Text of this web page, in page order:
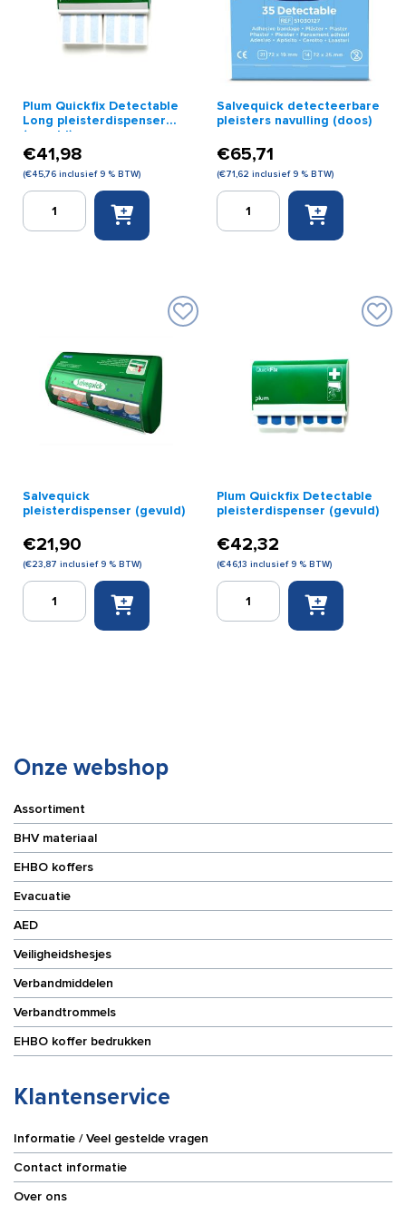
Plum Quickfix Detectable
Long pleisterdispenser
(gevuld)
€41,98
(€45,76 inclusief 9 % BTW)
Plum
Quickfix
Salvequick detecteerbare
pleisters navulling (doos)
€65,71
(€71,62 inclusief 9 % BTW)
Salvequick
detecteerbare
Salvequick
pleisterdispenser (gevuld)
€21,90
(€23,87 inclusief 9 % BTW)
Salvequick
pleisterdispenser
Plum Quickfix Detectable
pleisterdispenser (gevuld)
€42,32
(€46,13 inclusief 9 % BTW)
Plum
Quickfix
Onze webshop
Assortiment
BHV materiaal
EHBO koffers
Evacuatie
AED
Veiligheidshesjes
Verbandmiddelen
Verbandtrommels
EHBO koffer bedrukken
Klantenservice
Informatie / Veel gestelde vragen
Contact informatie
Over ons